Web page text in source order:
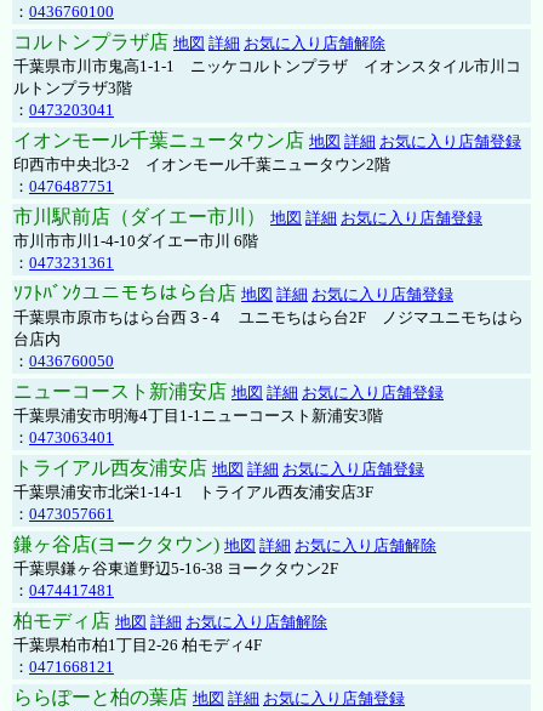
： 0436760100
コルトンプラザ店 地図 詳細 お気に入り店舗解除
千葉県市川市鬼高1-1-1 ニッケコルトンプラザ イオンスタイル市川コ
ルトンプラザ3階
： 0473203041
イオンモール千葉ニュータウン店 地図 詳細 お気に入り店舗登録
印西市中央北3-2 イオンモール千葉ニュータウン2階
： 0476487751
市川駅前店（ダイエー市川） 地図 詳細 お気に入り店舗登録
市川市市川1-4-10ダイエー市川 6階
： 0473231361
ｿﾌﾄﾊﾞﾝｸユニモちはら台店 地図 詳細 お気に入り店舗登録
千葉県市原市ちはら台西３-４ ユニモちはら台2F ノジマユニモちはら
台店内
： 0436760050
ニューコースト新浦安店 地図 詳細 お気に入り店舗登録
千葉県浦安市明海4丁目1-1ニューコースト新浦安3階
： 0473063401
トライアル西友浦安店 地図 詳細 お気に入り店舗登録
千葉県浦安市北栄1-14-1 トライアル西友浦安店3F
： 0473057661
鎌ヶ谷店(ヨークタウン) 地図 詳細 お気に入り店舗解除
千葉県鎌ヶ谷東道野辺5-16-38 ヨークタウン2F
： 0474417481
柏モディ店 地図 詳細 お気に入り店舗解除
千葉県柏市柏1丁目2-26 柏モディ4F
： 0471668121
ららぽーと柏の葉店 地図 詳細 お気に入り店舗登録